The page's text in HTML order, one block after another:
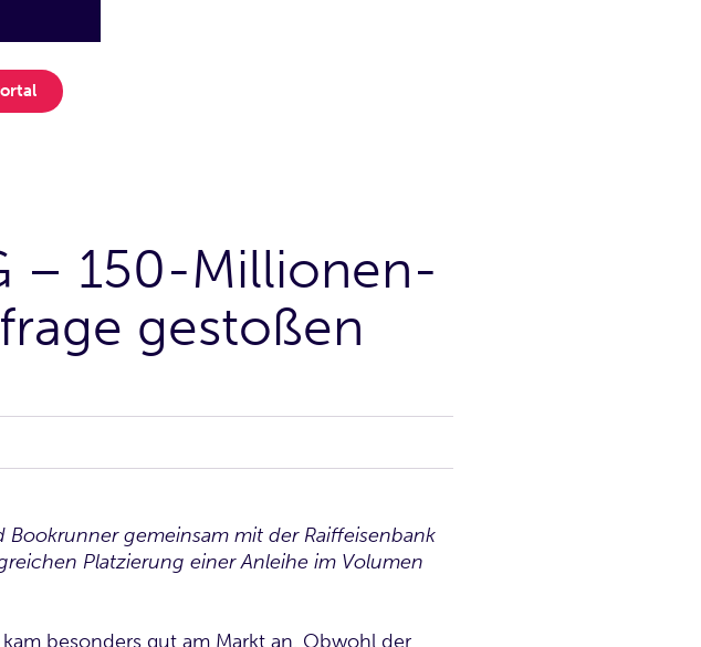
– 150-Millionen-
gestoßen
gemeinsam mit der Raiffeisen­bank
Platzierung einer Anleihe im Vo­lumen
besonders gut am Markt an. Obwohl der